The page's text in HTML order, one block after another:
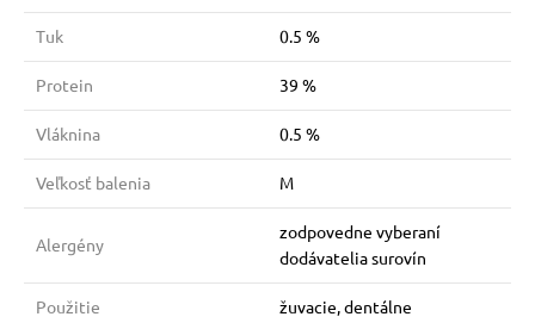
Tuk 0.5 %
Protein 39 %
Vláknina 0.5 %
Veľkosť balenia M
Alergény
zodpovedne vyberaní
dodávatelia surovín
Použitie žuvacie, dentálne